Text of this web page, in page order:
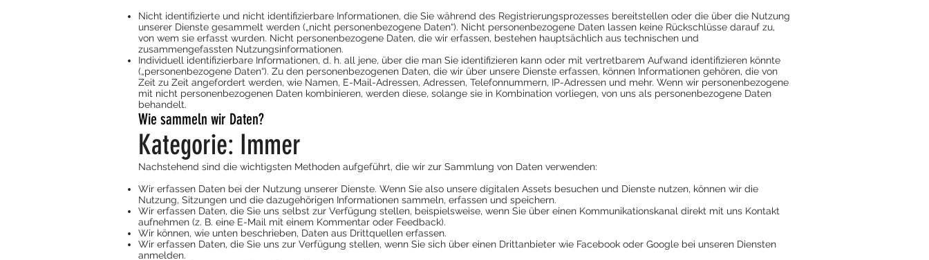
Nicht identifizierte und nicht identifizierbare Informationen, die Sie während des Registrierungsprozesses bereitstellen oder die über die Nutzung
unserer Dienste gesammelt werden („nicht personenbezogene Daten“). Nicht personenbezogene Daten lassen keine Rückschlüsse darauf zu,
von wem sie erfasst wurden. Nicht personenbezogene Daten, die wir erfassen, bestehen hauptsächlich aus technischen und
zusammengefassten Nutzungsinformationen.
Individuell identifizierbare Informationen, d. h. all jene, über die man Sie identifizieren kann oder mit vertretbarem Aufwand identifizieren könnte
(„personenbezogene Daten“). Zu den personenbezogenen Daten, die wir über unsere Dienste erfassen, können Informationen gehören, die von
Zeit zu Zeit angefordert werden, wie Namen, E-Mail-Adressen, Adressen, Telefonnummern, IP-Adressen und mehr. Wenn wir personenbezogene
mit nicht personenbezogenen Daten kombinieren, werden diese, solange sie in Kombination vorliegen, von uns als personenbezogene Daten
behandelt.
Wie sammeln wir Daten?
Kategorie: Immer
Nachstehend sind die wichtigsten Methoden aufgeführt, die wir zur Sammlung von Daten verwenden:
Wir erfassen Daten bei der Nutzung unserer Dienste. Wenn Sie also unsere digitalen Assets besuchen und Dienste nutzen, können wir die
Nutzung, Sitzungen und die dazugehörigen Informationen sammeln, erfassen und speichern.
Wir erfassen Daten, die Sie uns selbst zur Verfügung stellen, beispielsweise, wenn Sie über einen Kommunikationskanal direkt mit uns Kontakt
aufnehmen (z. B. eine E-Mail mit einem Kommentar oder Feedback).
Wir können, wie unten beschrieben, Daten aus Drittquellen erfassen.
Wir erfassen Daten, die Sie uns zur Verfügung stellen, wenn Sie sich über einen Drittanbieter wie Facebook oder Google bei unseren Diensten
anmelden.